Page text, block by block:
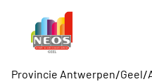
Provincie Antwerpen/Geel/